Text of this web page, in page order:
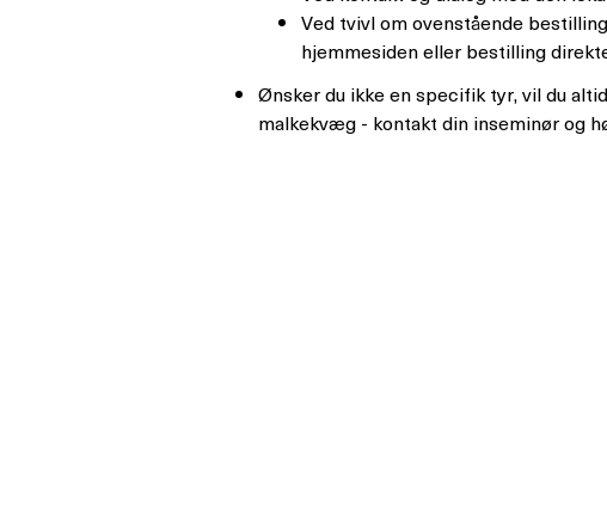
Ved tvivl om ovenstående
hjemmesiden eller bestilling
Ønsker du ikke en specifik tyr, vil du
malkekvæg - kontakt din inseminør og